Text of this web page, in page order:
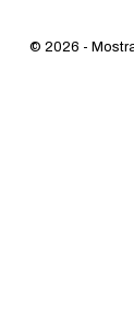
© 2026 -